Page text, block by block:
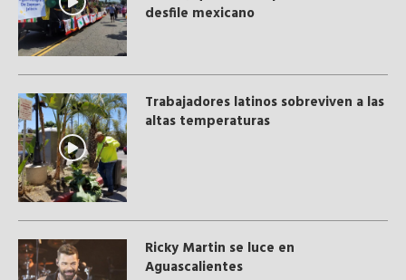
desfile mexicano
Trabajadores latinos sobreviven a las
altas temperaturas
Ricky Martin se luce en
Aguascalientes